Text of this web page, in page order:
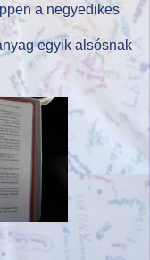
a negyedikes
egyik alsósnak